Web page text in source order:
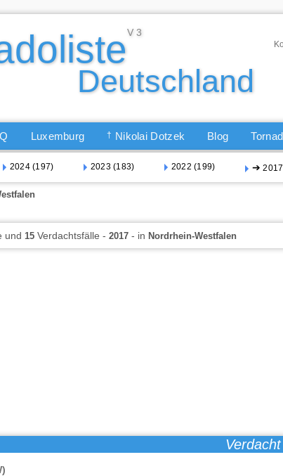
Luxemburg † Nikolai Dotzek Blog
2024 (197) 2023 (183) 2022 (199) ➔ 2017
und 15 Verdachtsfälle - 2017 - in Nordrhein-Westfalen
Verdacht